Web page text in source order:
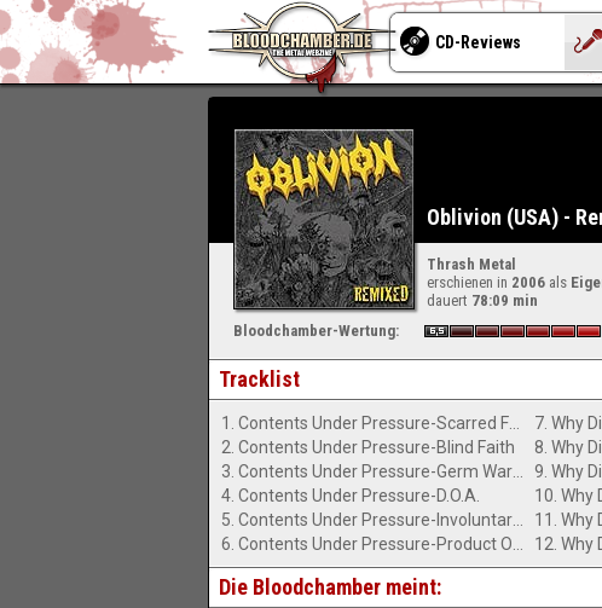
Oblivion (USA) -
Thrash Metal
erschienen in 2006 als
dauert 78:09 min
Bloodchamber-Wertung:
Tracklist
2. Contents Under Pressure-Blind Faith
4. Contents Under Pressure-D.O.A.
8. Why
9. Why
11. Why
Die Bloodchamber meint:
CD-Reviews